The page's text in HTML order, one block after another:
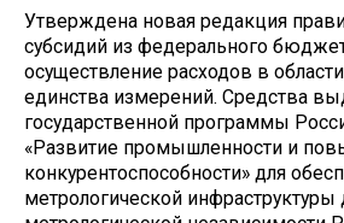
Утверждена новая редакция
субсидий из федерального
осуществление расходов в
единства измерений. Средства
государственной программы
«Развитие промышленности и
конкурентоспособности» для
метрологической инфраструктуры